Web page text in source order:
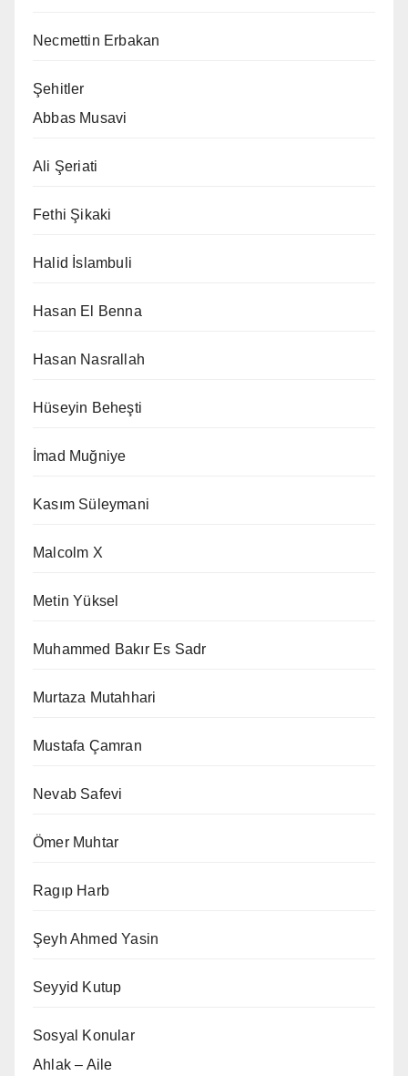
Necmettin Erbakan
Şehitler
Abbas Musavi
Ali Şeriati
Fethi Şikaki
Halid İslambuli
Hasan El Benna
Hasan Nasrallah
Hüseyin Beheşti
İmad Muğniye
Kasım Süleymani
Malcolm X
Metin Yüksel
Muhammed Bakır Es Sadr
Murtaza Mutahhari
Mustafa Çamran
Nevab Safevi
Ömer Muhtar
Ragıp Harb
Şeyh Ahmed Yasin
Seyyid Kutup
Sosyal Konular
Ahlak – Aile